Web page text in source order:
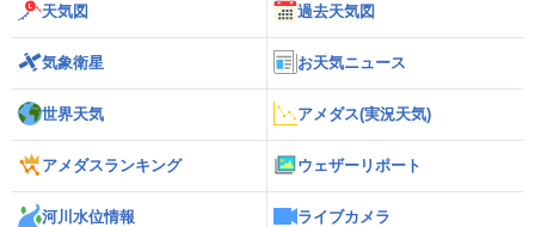
天気図 過去天気図
気象衛星 お天気ニュース
世界天気 アメダス(実況天気)
アメダスランキング ウェザーリポート
河川水位情報 ライブカメラ